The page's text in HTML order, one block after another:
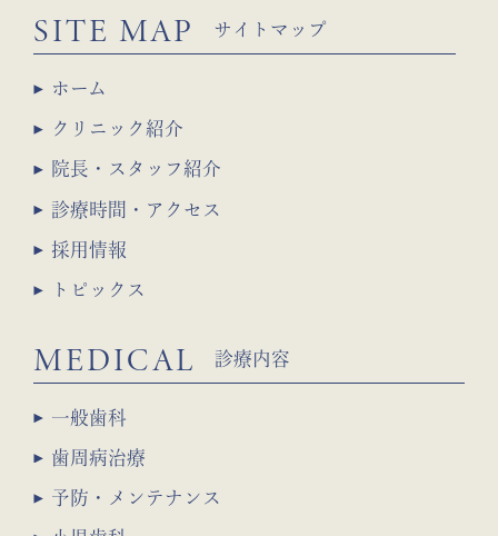
SITE MAP サイトマップ
ホーム
クリニック紹介
院長・スタッフ紹介
診療時間・アクセス
採用情報
トピックス
MEDICAL 診療内容
一般歯科
歯周病治療
予防・メンテナンス